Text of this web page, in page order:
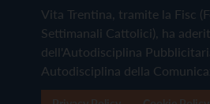
Vita Trentina, tramite la Fisc
Settimanali Cattolici), ha
dell'Autodisciplina
Autodisciplina della